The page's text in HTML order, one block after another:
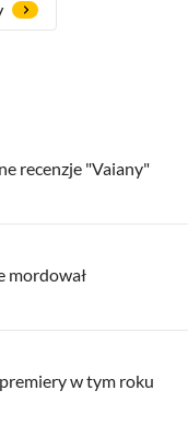
recenzje "Vaiany"
mordował
w tym roku